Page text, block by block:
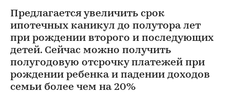
Предлагается увеличить срок
ипотечных каникул до полутора лет
при рождении второго и последующих
детей. Сейчас можно получить
полугодовую отсрочку платежей при
рождении ребенка и падении доходов
семьи более чем на 20%